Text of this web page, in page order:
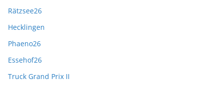
Rätzsee26
Hecklingen
Phaeno26
Essehof26
Truck Grand Prix II